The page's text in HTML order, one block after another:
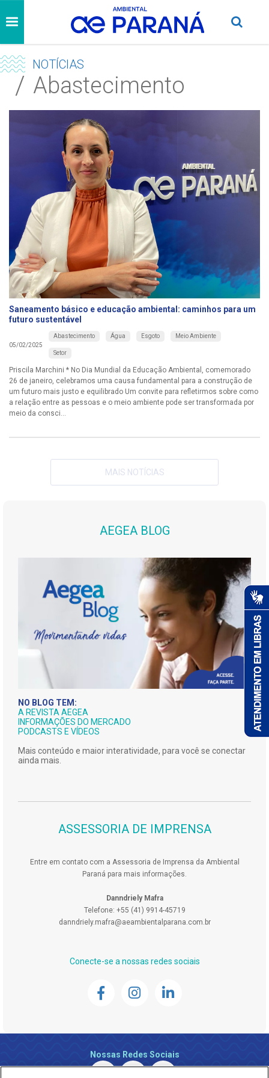
NOTÍCIAS
Abastecimento
Saneamento básico e educação ambiental: caminhos para um
futuro sustentável
05/02/2025
Abastecimento Água Esgoto Meio Ambiente
Setor
Priscila Marchini * No Dia Mundial da Educação Ambiental, comemorado
26 de janeiro, celebramos uma causa fundamental para a construção de
um futuro mais justo e equilibrado Um convite para refletirmos sobre como
a relação entre as pessoas e o meio ambiente pode ser transformada por
meio da consci...
MAIS NOTÍCIAS
AEGEA BLOG
NO BLOG TEM:
A REVISTA AEGEA
INFORMAÇÕES DO MERCADO
PODCASTS E VÍDEOS
Mais conteúdo e maior interatividade, para você se conectar
ainda mais.
ASSESSORIA DE IMPRENSA
Entre em contato com a Assessoria de Imprensa da Ambiental
Paraná para mais informações.
Danndriely Mafra
Telefone: +55 (41) 9914-45719
danndriely.mafra@aeambientalparana.com.br
Conecte-se a nossas redes sociais
Nossas Redes Sociais